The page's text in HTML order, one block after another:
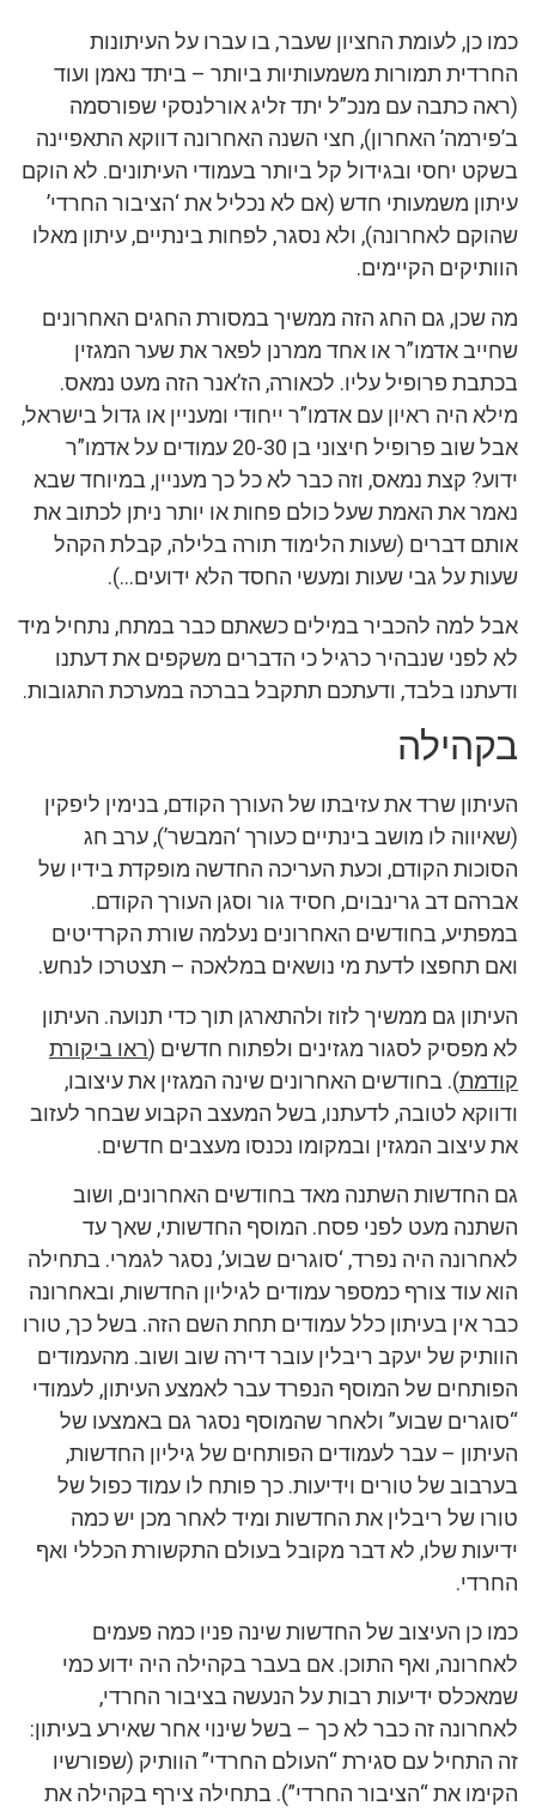
כמו כן, לעומת החציון שעבר, בו עברו על העיתונות
החרדית תמורות משמעותיות ביותר – ביתד נאמן ועוד
(ראה כתבה עם מנכ”ל יתד זליג אורלנסקי שפורסמה
ב’פירמה’ האחרון), חצי השנה האחרונה דווקא התאפיינה
בשקט יחסי ובגידול קל ביותר בעמודי העיתונים. לא הוקם
עיתון משמעותי חדש (אם לא נכליל את ‘הציבור החרדי’
שהוקם לאחרונה), ולא נסגר, לפחות בינתיים, עיתון מאלו
הוותיקים הקיימים.
מה שכן, גם החג הזה ממשיך במסורת החגים האחרונים
שחייב אדמו”ר או אחד ממרנן לפאר את שער המגזין
בכתבת פרופיל עליו. לכאורה, הז’אנר הזה מעט נמאס.
מילא היה ראיון עם אדמו”ר ייחודי ומעניין או גדול בישראל,
אבל שוב פרופיל חיצוני בן 20-30 עמודים על אדמו”ר
ידוע? קצת נמאס, וזה כבר לא כל כך מעניין, במיוחד שבא
נאמר את האמת שעל כולם פחות או יותר ניתן לכתוב את
אותם דברים (שעות הלימוד תורה בלילה, קבלת הקהל
שעות על גבי שעות ומעשי החסד הלא ידועים…).
אבל למה להכביר במילים כשאתם כבר במתח, נתחיל מיד
לא לפני שנבהיר כרגיל כי הדברים משקפים את דעתנו
ודעתנו בלבד, ודעתכם תתקבל בברכה במערכת התגובות.
בקהילה
העיתון שרד את עזיבתו של העורך הקודם, בנימין ליפקין
(שאיווה לו מושב בינתיים כעורך ‘המבשר’), ערב חג
הסוכות הקודם, וכעת העריכה החדשה מופקדת בידיו של
אברהם דב גרינבוים, חסיד גור וסגן העורך הקודם.
במפתיע, בחודשים האחרונים נעלמה שורת הקרדיטים
ואם תחפצו לדעת מי נושאים במלאכה – תצטרכו לנחש.
העיתון גם ממשיך לזוז ולהתארגן תוך כדי תנועה. העיתון
לא מפסיק לסגור מגזינים ולפתוח חדשים (ראו ביקורת
קודמת). בחודשים האחרונים שינה המגזין את עיצובו,
ודווקא לטובה, לדעתנו, בשל המעצב הקבוע שבחר לעזוב
את עיצוב המגזין ובמקומו נכנסו מעצבים חדשים.
גם החדשות השתנה מאד בחודשים האחרונים, ושוב
השתנה מעט לפני פסח. המוסף החדשותי, שאך עד
לאחרונה היה נפרד, ‘סוגרים שבוע’, נסגר לגמרי. בתחילה
הוא עוד צורף כמספר עמודים לגיליון החדשות, ובאחרונה
כבר אין בעיתון כלל עמודים תחת השם הזה. בשל כך, טורו
הוותיק של יעקב ריבלין עובר דירה שוב ושוב. מהעמודים
הפותחים של המוסף הנפרד עבר לאמצע העיתון, לעמודי
“סוגרים שבוע” ולאחר שהמוסף נסגר גם באמצעו של
העיתון – עבר לעמודים הפותחים של גיליון החדשות,
בערבוב של טורים וידיעות. כך פותח לו עמוד כפול של
טורו של ריבלין את החדשות ומיד לאחר מכן יש כמה
ידיעות שלו, לא דבר מקובל בעולם התקשורת הכללי ואף
החרדי.
כמו כן העיצוב של החדשות שינה פניו כמה פעמים
לאחרונה, ואף התוכן. אם בעבר בקהילה היה ידוע כמי
שמאכלס ידיעות רבות על הנעשה בציבור החרדי,
לאחרונה זה כבר לא כך – בשל שינוי אחר שאירע בעיתון:
זה התחיל עם סגירת “העולם החרדי” הוותיק (שפורשיו
הקימו את “הציבור החרדי”). בתחילה צירף בקהילה את